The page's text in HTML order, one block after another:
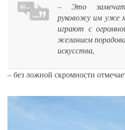
– Это
руковожу им уже
играют с
желанием
искусства,
– без ложной скромности